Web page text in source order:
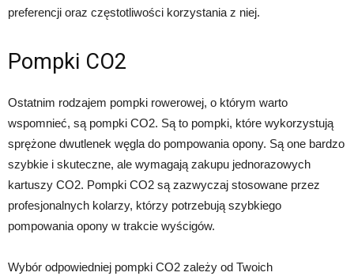
preferencji oraz częstotliwości korzystania z niej.
Pompki CO2
Ostatnim rodzajem pompki rowerowej, o którym warto
wspomnieć, są pompki CO2. Są to pompki, które wykorzystują
sprężone dwutlenek węgla do pompowania opony. Są one bardzo
szybkie i skuteczne, ale wymagają zakupu jednorazowych
kartuszy CO2. Pompki CO2 są zazwyczaj stosowane przez
profesjonalnych kolarzy, którzy potrzebują szybkiego
pompowania opony w trakcie wyścigów.
Wybór odpowiedniej pompki CO2 zależy od Twoich